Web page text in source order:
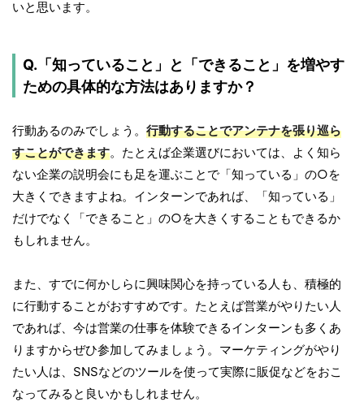
いと思います。
Q.「知っていること」と「できること」を増やす
ための具体的な方法はありますか？
行動あるのみでしょう。 行動することでアンテナを張り巡ら
すことができます。たとえば企業選びにおいては、よく知ら
ない企業の説明会にも足を運ぶことで「知っている」の○を
大きくできますよね。インターンであれば、「知っている」
だけでなく「できること」の○を大きくすることもできるか
もしれません。
また、すでに何かしらに興味関心を持っている人も、積極的
に行動することがおすすめです。たとえば営業がやりたい人
であれば、今は営業の仕事を体験できるインターンも多くあ
りますからぜひ参加してみましょう。マーケティングがやり
たい人は、SNSなどのツールを使って実際に販促などをおこ
なってみると良いかもしれません。